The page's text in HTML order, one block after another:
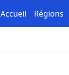
Accueil Régions